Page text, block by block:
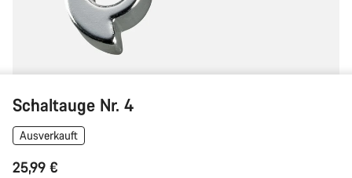
Schaltauge Nr. 4
Ausverkauft
25,99 €